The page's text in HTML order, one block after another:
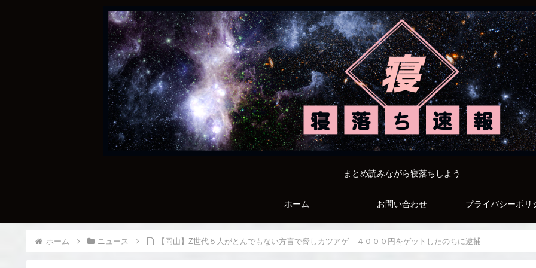
まとめ読みながら寝落ちしよう
ホーム お問い合わせ プライバシーポリ
ホーム ニュース 【岡山】Z世代５人がとんでもない方言で脅しカツアゲ ４０００円をゲットしたのちに逮捕